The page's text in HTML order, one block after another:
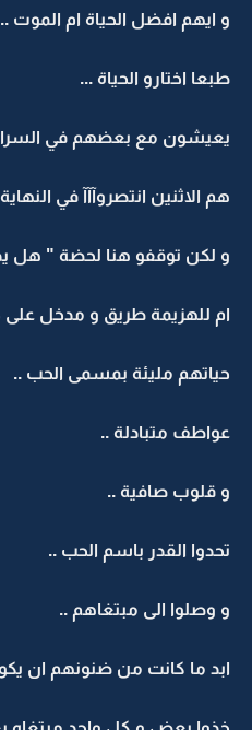
و ايهم افضل الحياة ام الموت ..
طبعا اختارو الحياة ...
يعيشون مع بعضهم في السراء
هم الاثنين انتصروآآآ في النهاية
و لكن توقفو هنا لحضة " هل
ام للهزيمة طريق و مدخل على
حياتهم مليئة بمسمى الحب ..
عواطف متبادلة ..
و قلوب صافية ..
تحدوا القدر باسم الحب ..
و وصلوا الى مبتغاهم ..
ابد ما كانت من ضنونهم ان